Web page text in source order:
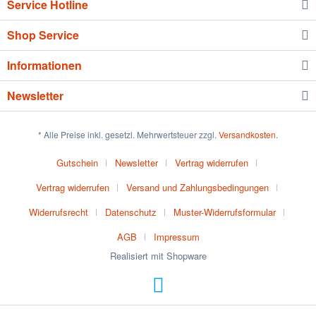
Service Hotline
Shop Service
Informationen
Newsletter
* Alle Preise inkl. gesetzl. Mehrwertsteuer zzgl. Versandkosten.
Gutschein Newsletter
Vertrag widerrufen
Vertrag widerrufen
Versand und Zahlungsbedingungen
Widerrufsrecht
Datenschutz
Muster-Widerrufsformular
AGB
Impressum
Realisiert mit Shopware